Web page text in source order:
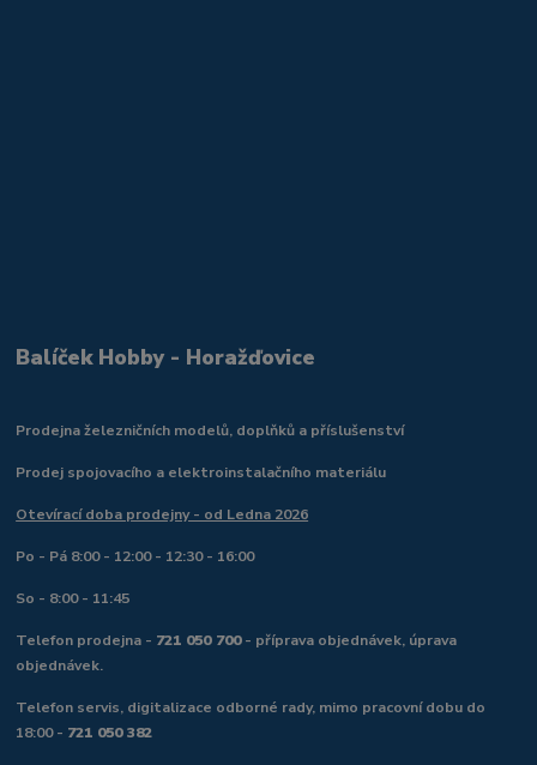
Balíček Hobby - Horažďovice
Prodejna železničních modelů, doplňků a příslušenství
Prodej spojovacího a elektroinstalačního materiálu
Otevírací doba prodejny - od Ledna 2026
Po - Pá 8:00 - 12:00 - 12:30 - 16:00
So - 8:00 - 11:45
Telefon prodejna - 721 050 700- příprava objednávek, úprava
objednávek.
Telefon servis, digitalizace odborné rady, mimo pracovní dobu do
18:00 - 721 050 382